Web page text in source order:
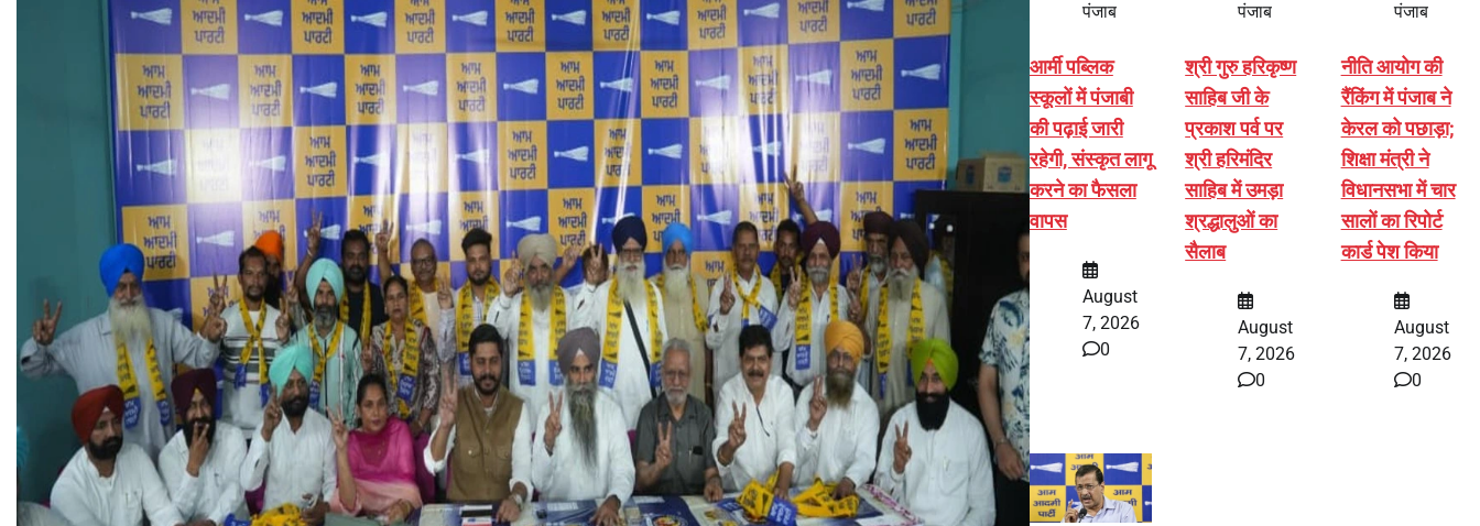
पंजाब
आर्मी पब्लिक
स्कूलों में पंजाबी
की पढ़ाई जारी
रहेगी, संस्कृत लागू
करने का फैसला
वापस
August
7, 2026
0
पंजाब
श्री गुरु हरिकृष्ण
साहिब जी के
प्रकाश पर्व पर
श्री हरिमंदिर
साहिब में उमड़ा
श्रद्धालुओं का
सैलाब
August
7, 2026
0
पंजाब
नीति आयोग की
रैंकिंग में पंजाब ने
केरल को पछाड़ा;
शिक्षा मंत्री ने
विधानसभा में चार
सालों का रिपोर्ट
कार्ड पेश किया
August
7, 2026
0